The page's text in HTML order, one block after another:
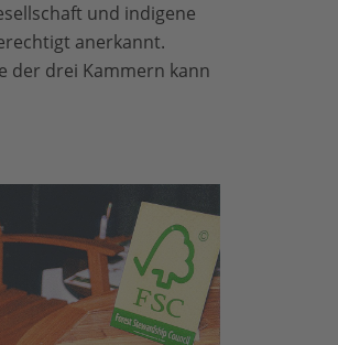
und indigene
anerkannt.
der drei Kammern kann